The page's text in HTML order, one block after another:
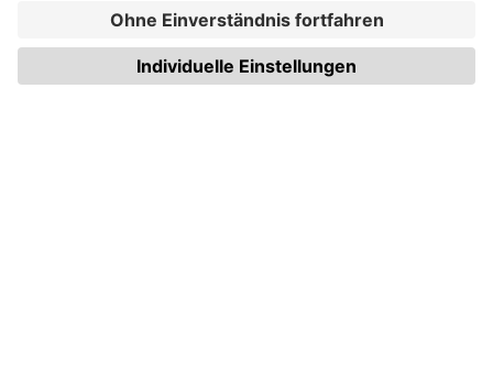
Illerstraße 15
71522 Backnang